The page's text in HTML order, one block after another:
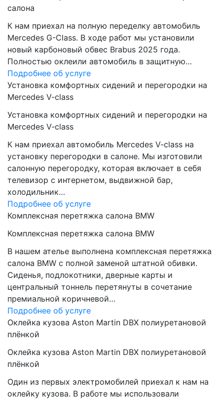
салона
К нам приехал на полную переделку автомобиль
Mercedes G-Class. В ходе работ мы установили
новый карбоновый обвес Brabus 2025 года.
Полностью оклеили автомобиль в защитную…
Подробнее об услуге
Установка комфортных сидений и перегородки на
Mercedes V-class
Установка комфортных сидений и перегородки на
Mercedes V-class
К нам приехал автомобиль Mercedes V-class на
установку перегородки в салоне. Мы изготовили
салонную перегородку, которая включает в себя
телевизор с интернетом, выдвижной бар,
холодильник…
Подробнее об услуге
Комплексная перетяжка салона BMW
Комплексная перетяжка салона BMW
В нашем ателье выполнена комплексная перетяжка
салона BMW с полной заменой штатной обивки.
Сиденья, подлокотники, дверные карты и
центральный тоннель перетянуты в сочетание
премиальной коричневой…
Подробнее об услуге
Оклейка кузова Aston Martin DBX полиуретановой
плёнкой
Оклейка кузова Aston Martin DBX полиуретановой
плёнкой
Один из первых электромобилей приехал к нам на
оклейку кузова. В работе мы использовали